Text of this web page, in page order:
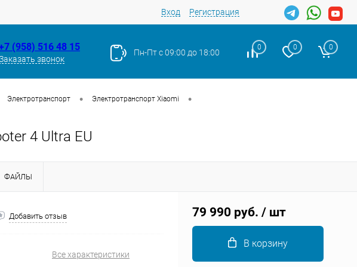
Вход Регистрация
(958) 516 48 15
звонок
Пн-Пт с 09:00 до 18:00
0 0 0
Электротранспорт • Электротранспорт Xiaomi •
4 Ultra EU
ФАЙЛЫ
Добавить отзыв
Все характеристики
79 990 руб. / шт
В корзину